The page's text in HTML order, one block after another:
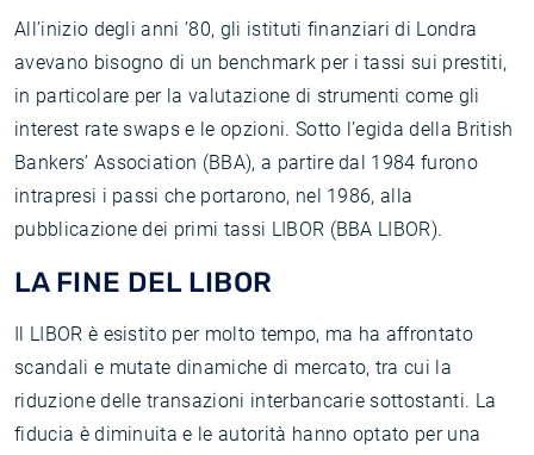
All’inizio degli anni ’80, gli istituti finanziari di Londra
avevano bisogno di un benchmark per i tassi sui prestiti,
in particolare per la valutazione di strumenti come gli
interest rate swaps e le opzioni. Sotto l’egida della British
Bankers’ Association (BBA), a partire dal 1984 furono
intrapresi i passi che portarono, nel 1986, alla
pubblicazione dei primi tassi LIBOR (BBA LIBOR).
LA FINE DEL LIBOR
Il LIBOR è esistito per molto tempo, ma ha affrontato
scandali e mutate dinamiche di mercato, tra cui la
riduzione delle transazioni interbancarie sottostanti. La
fiducia è diminuita e le autorità hanno optato per una